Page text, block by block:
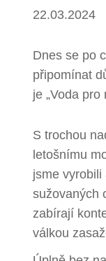
22.03.2024
Dnes se po
připomínat
je „Voda pro
S trochou
letošnímu
jsme
sužovaných
zabírají
válkou